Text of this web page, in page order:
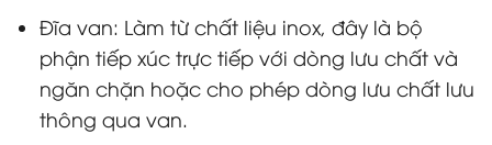
Đĩa van: Làm từ chất liệu inox, đây là bộ
phận tiếp xúc trực tiếp với dòng lưu chất và
ngăn chặn hoặc cho phép dòng lưu chất lưu
thông qua van.